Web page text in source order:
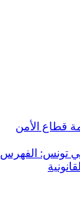
قطاع الأمن
الفهرس 1956-2011